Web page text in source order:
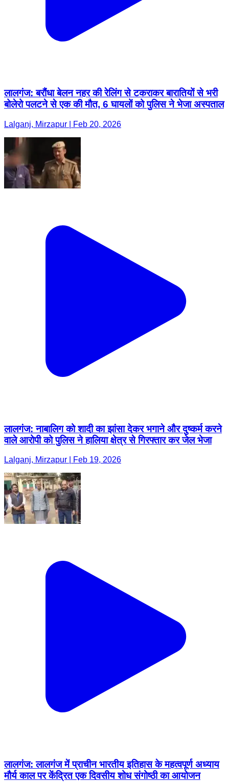
लालगंज: बरौंधा बेलन नहर की रेलिंग से टकराकर बारातियों से भरी
बोलेरो पलटने से एक की मौत, 6 घायलों को पुलिस ने भेजा अस्पताल
Lalganj, Mirzapur | Feb 20, 2026
लालगंज: नाबालिग को शादी का झांसा देकर भगाने और दुष्कर्म करने
वाले आरोपी को पुलिस ने हालिया क्षेत्र से गिरफ्तार कर जेल भेजा
Lalganj, Mirzapur | Feb 19, 2026
लालगंज: लालगंज में प्राचीन भारतीय इतिहास के महत्वपूर्ण अध्याय
मौर्य काल पर केंद्रित एक दिवसीय शोध संगोष्ठी का आयोजन